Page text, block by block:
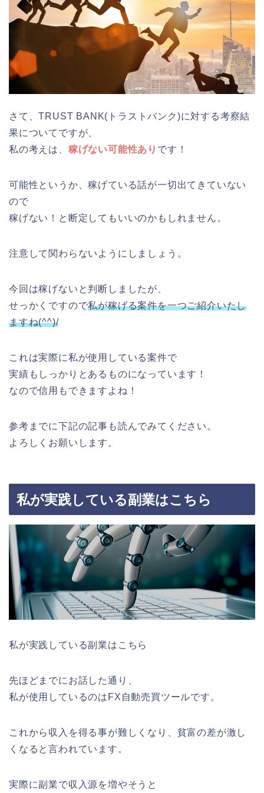
さて、TRUST BANK(トラストバンク)に対する考察結
果についてですが、
私の考えは、 稼げない可能性あり です！
可能性というか、稼げている話が一切出てきていない
ので
稼げない！と断定してもいいのかもしれません。
注意して関わらないようにしましょう。
今回は稼げないと判断しましたが、
せっかくですので私が稼げる案件を一つご紹介いたし
ますね(^^)/
これは実際に私が使用している案件で
実績もしっかりとあるものになっています！
なので信用もできますよね！
参考までに下記の記事も読んでみてください。
よろしくお願いします。
私が実践している副業はこちら
私が実践している副業はこちら
先ほどまでにお話した通り、
私が使用しているのはFX自動売買ツールです。
これから収入を得る事が難しくなり、貧富の差が激し
くなると言われています。
実際に副業で収入源を増やそうと